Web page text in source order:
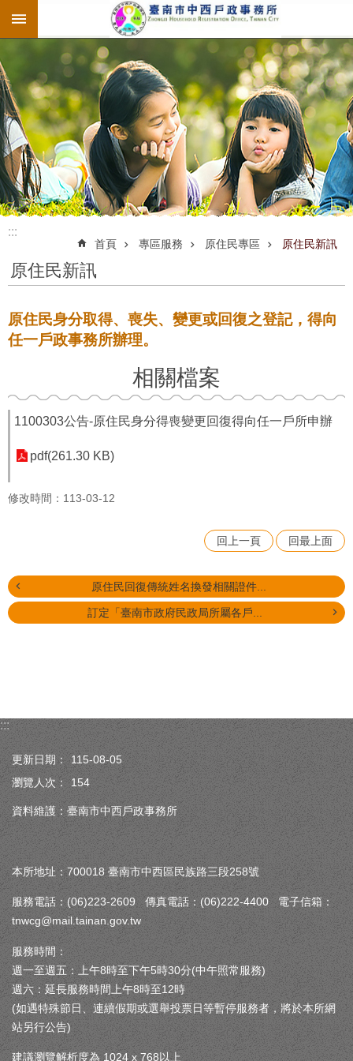
跳到主要內容區塊
:::
:::
首頁 專區服務 原住民專區 原住民新訊
原住民新訊
原住民身分取得、喪失、變更或回復之登記，得向
任一戶政事務所辦理。
相關檔案
1100303公告-原住民身分得喪變更回復得向任一戶所申辦
pdf(261.30 KB)
修改時間：113-03-12
回上一頁 回最上面
原住民回復傳統姓名換發相關證件...
訂定「臺南市政府民政局所屬各戶...
:::
更新日期：
115-08-05
瀏覽人次：
154
資料維護：臺南市中西戶政事務所
本所地址：700018 臺南市中西區民族路三段258號
服務電話：(06)223-2609 傳真電話：(06)222-4400 電子信箱：
tnwcg@mail.tainan.gov.tw
服務時間：
週一至週五：上午8時至下午5時30分(中午照常服務)
週六：延長服務時間上午8時至12時
(如遇特殊節日、連續假期或選舉投票日等暫停服務者，將於本所網
站另行公告)
建議瀏覽解析度為 1024 x 768以上